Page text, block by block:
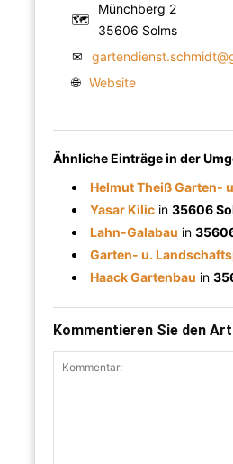
🗺
Münchberg 2
35606 Solms
✉
🌐 Website
Ähnliche Einträge in der
Helmut Theiß Garten-
Yasar Kilic in 35606
Lahn-Galabau in
Garten- u.
Haack Gartenbau in
Kommentieren Sie den